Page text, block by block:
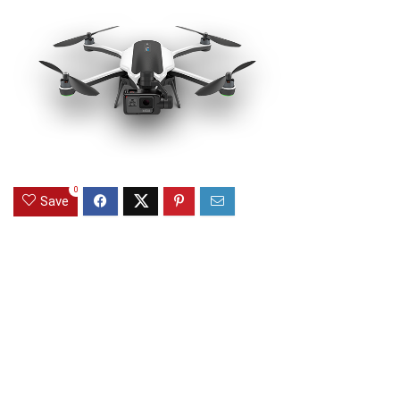
Save
0